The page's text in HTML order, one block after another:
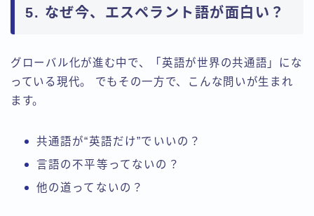
5. なぜ今、エスペラント語が面白い？
グローバル化が進む中で、「英語が世界の共通語」にな
っている現代。 でもその一方で、こんな問いが生まれ
ます。
共通語が“英語だけ”でいいの？
言語の不平等ってないの？
他の道ってないの？